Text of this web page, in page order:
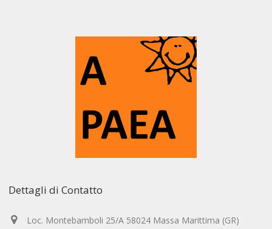
Dettagli di Contatto
Loc. Montebamboli 25/A 58024 Massa Marittima (GR)